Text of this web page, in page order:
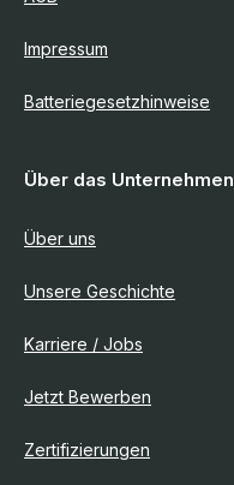
Impressum
Batteriegesetzhinweise
Über das Unternehmen
Über uns
Unsere Geschichte
Karriere / Jobs
Jetzt Bewerben
Zertifizierungen